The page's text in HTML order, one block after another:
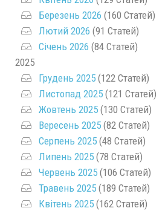
Березень 2026 (160 Статей)
Лютий 2026 (91 Статей)
Січень 2026 (84 Статей)
2025
Грудень 2025 (122 Статей)
Листопад 2025 (121 Статей)
Жовтень 2025 (130 Статей)
Вересень 2025 (82 Статей)
Серпень 2025 (48 Статей)
Липень 2025 (78 Статей)
Червень 2025 (106 Статей)
Травень 2025 (189 Статей)
Квітень 2025 (162 Статей)